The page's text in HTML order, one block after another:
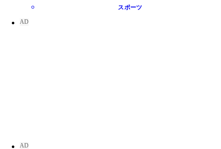
スポーツ